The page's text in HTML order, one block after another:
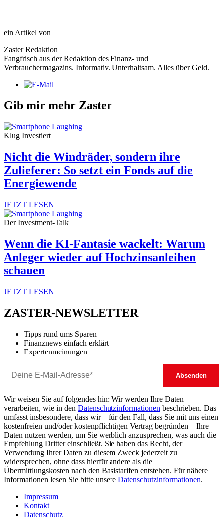
ein Artikel von
Zaster Redaktion
Fangfrisch aus der Redaktion des Finanz- und
Verbrauchermagazins. Informativ. Unterhaltsam. Alles über Geld.
Gib mir mehr Zaster
Klug Investiert
Nicht die Windräder, sondern ihre
Zulieferer: So setzt ein Fonds auf die
Energiewende
JETZT LESEN
Der Investment-Talk
Wenn die KI-Fantasie wackelt: Warum
Anleger wieder auf Hochzinsanleihen
schauen
JETZT LESEN
ZASTER-NEWSLETTER
Tipps rund ums Sparen
Finanznews einfach erklärt
Expertenmeinungen
Wir weisen Sie auf folgendes hin: Wir werden Ihre Daten
verarbeiten, wie in den Datenschutzinformationen beschrieben. Das
umfasst insbesondere, dass wir – für den Fall, dass Sie mit uns einen
kostenfreien und/oder kostenpflichtigen Vertrag begründen – Ihre
Daten nutzen werden, um Sie werblich anzusprechen, was auch die
Empfehlung Dritter einschließt. Sie haben das Recht, der
Verwendung Ihrer Daten zu diesem Zweck jederzeit zu
widersprechen, ohne dass hierfür andere als die
Übermittlungskosten nach den Basistarifen entstehen. Für nähere
Informationen lesen Sie bitte unsere Datenschutzinformationen.
Impressum
Kontakt
Datenschutz